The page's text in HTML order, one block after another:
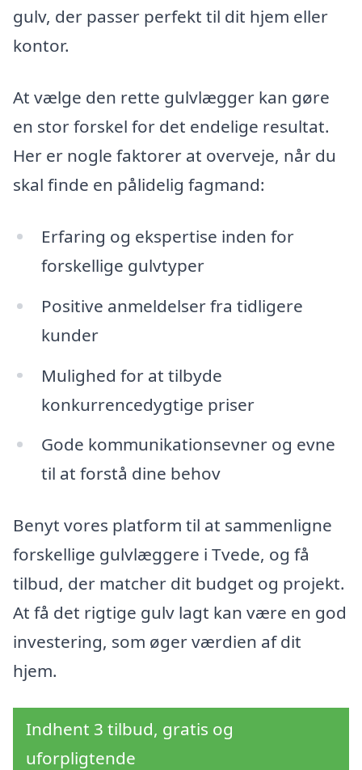
gulv, der passer perfekt til dit hjem eller
kontor.
At vælge den rette gulvlægger kan gøre
en stor forskel for det endelige resultat.
Her er nogle faktorer at overveje, når du
skal finde en pålidelig fagmand:
Erfaring og ekspertise inden for
forskellige gulvtyper
Positive anmeldelser fra tidligere
kunder
Mulighed for at tilbyde
konkurrencedygtige priser
Gode kommunikationsevner og evne
til at forstå dine behov
Benyt vores platform til at sammenligne
forskellige gulvlæggere i Tvede, og få
tilbud, der matcher dit budget og projekt.
At få det rigtige gulv lagt kan være en god
investering, som øger værdien af dit
hjem.
Indhent 3 tilbud, gratis og
uforpligtende